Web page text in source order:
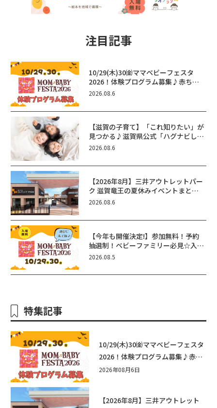
注目記事
10/29(木)30㈮ママベビーフェスタ
2026！体験プログラム募集♪赤ちゃ
ん向けイベントに出演しませんか？
2026.08.6
【滋賀の子育て】「これ知りたい」が
見つかる♪滋賀県公式「ハグナビし
が」使ってる？おでかけ・制度・子育
2026.08.6
【2026年8月】三井アウトレットパー
ク 滋賀竜王の夏休みイベントまと
め！びしょぬれ水あそび・激辛グル
ん！
2026.08.6
【今年も開催決定!】参加無料！予約
抽選制！ベビーファミリー必見☆入場
無料☆10/29(木)30(金)ママベビーフ
エリ守山
2026.08.5
特集記事
10/29(木)30㈮ママベビーフェスタ
2026！体験プログラム募集♪赤ち
ゃん向けイベントに出演しません
2026年08月6日
【2026年8月】三井アウトレット